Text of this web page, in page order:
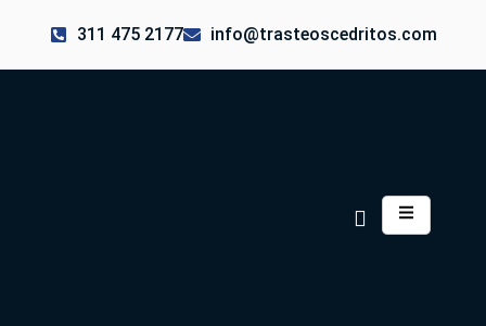
311 475 2177 info@trasteoscedritos.com